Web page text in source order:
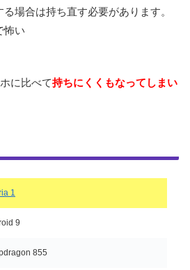
場合は持ち直す必要があります。
怖い
に比べて持ちにくくもなってしまい
1
9
855